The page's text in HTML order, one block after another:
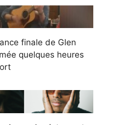
finale de Glen
quelques heures